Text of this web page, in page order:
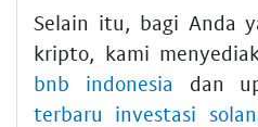
Selain itu, bagi Anda
kripto, kami
bnb indonesia dan
terbaru investasi